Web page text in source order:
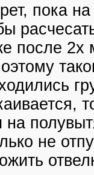
пока
после 2х
не